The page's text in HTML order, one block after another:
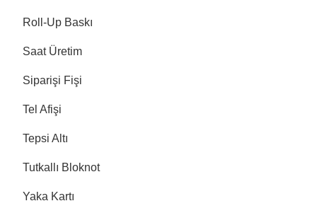
Roll-Up Baskı
Saat Üretim
Siparişi Fişi
Tel Afişi
Tepsi Altı
Tutkallı Bloknot
Yaka Kartı